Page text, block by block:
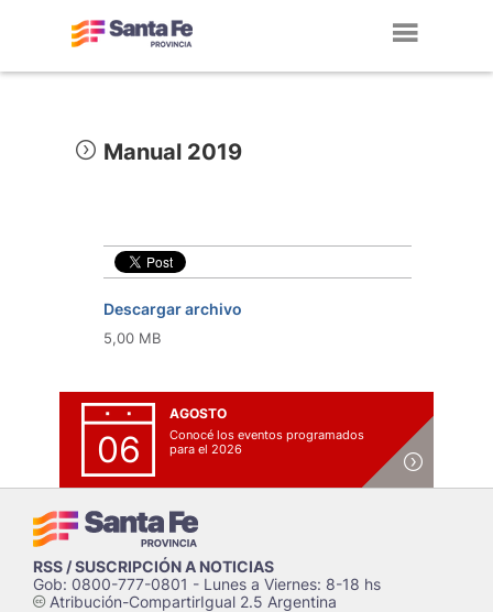
Manual 2019
Descargar archivo
5,00 MB
06
AGOSTO
Conocé los eventos programados
para el 2026
RSS / SUSCRIPCIÓN A NOTICIAS
Gob: 0800-777-0801 - Lunes a Viernes: 8-18 hs
cAtribución-CompartirIgual 2.5 Argentina